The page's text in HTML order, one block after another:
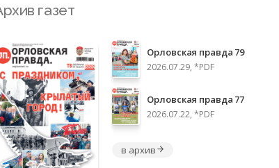
газет
Орловская правда 79
2026.07.29, *PDF
Орловская правда 77
2026.07.22, *PDF
в архив